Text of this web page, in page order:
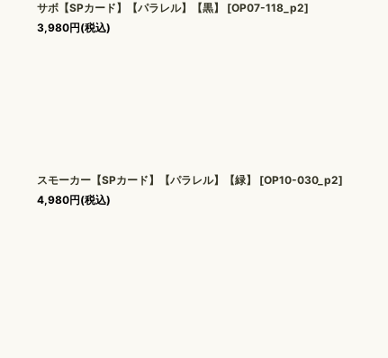
サボ【SPカード】【パラレル】【黒】 [OP07-118_p2]
3,980円(税込)
スモーカー【SPカード】【パラレル】【緑】 [OP10-030_p2]
4,980円(税込)